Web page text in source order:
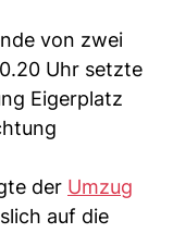
von zwei
Uhr setzte
Eigerplatz
der Umzug
auf die